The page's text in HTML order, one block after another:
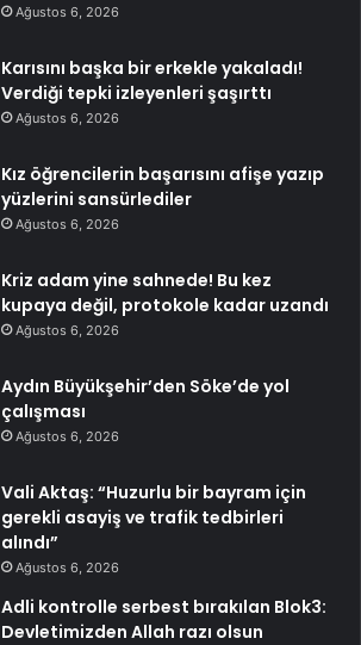
Ağustos 6, 2026
Karısını başka bir erkekle yakaladı!
Verdiği tepki izleyenleri şaşırttı
Ağustos 6, 2026
Kız öğrencilerin başarısını afişe yazıp
yüzlerini sansürlediler
Ağustos 6, 2026
Kriz adam yine sahnede! Bu kez
kupaya değil, protokole kadar uzandı
Ağustos 6, 2026
Aydın Büyükşehir’den Söke’de yol
çalışması
Ağustos 6, 2026
Vali Aktaş: “Huzurlu bir bayram için
gerekli asayiş ve trafik tedbirleri
alındı”
Ağustos 6, 2026
Adli kontrolle serbest bırakılan Blok3:
Devletimizden Allah razı olsun